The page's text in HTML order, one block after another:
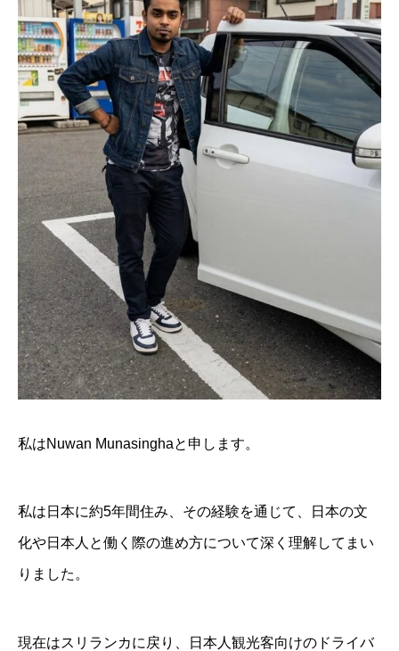
私はNuwan Munasinghaと申します。
私は日本に約5年間住み、その経験を通じて、日本の文
化や日本人と働く際の進め方について深く理解してまい
りました。
現在はスリランカに戻り、日本人観光客向けのドライバ